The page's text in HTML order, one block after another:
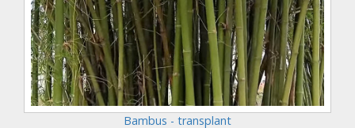
Bambus - transplant